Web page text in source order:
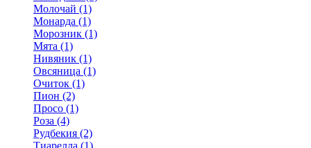
Молочай (1)
Монарда (1)
Морозник (1)
Мята (1)
Нивяник (1)
Овсяница (1)
Очиток (1)
Пион (2)
Просо (1)
Роза (4)
Рудбекия (2)
Тиарелла (1)